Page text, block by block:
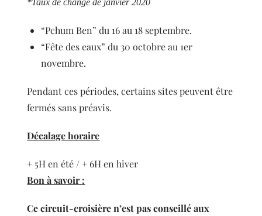
*Taux de change de janvier 2020
“Pchum Ben” du 16 au 18 septembre.
“Fête des eaux” du 30 octobre au 1er
novembre.
Pendant ces périodes, certains sites peuvent être
fermés sans préavis.
Décalage horaire
+ 5H en été / + 6H en hiver
Bon à savoir :
Ce circuit-croisière n’est pas conseillé aux